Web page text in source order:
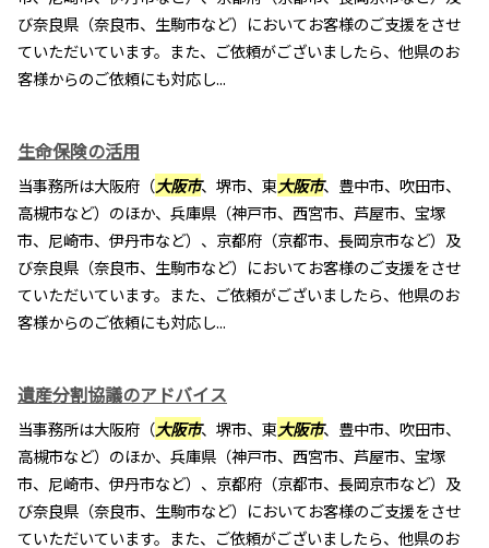
び奈良県（奈良市、生駒市など）においてお客様のご支援をさせ
ていただいています。また、ご依頼がございましたら、他県のお
客様からのご依頼にも対応し...
生命保険の活用
当事務所は大阪府（大阪市、堺市、東大阪市、豊中市、吹田市、
高槻市など）のほか、兵庫県（神戸市、西宮市、芦屋市、宝塚
市、尼崎市、伊丹市など）、京都府（京都市、長岡京市など）及
び奈良県（奈良市、生駒市など）においてお客様のご支援をさせ
ていただいています。また、ご依頼がございましたら、他県のお
客様からのご依頼にも対応し...
遺産分割協議のアドバイス
当事務所は大阪府（大阪市、堺市、東大阪市、豊中市、吹田市、
高槻市など）のほか、兵庫県（神戸市、西宮市、芦屋市、宝塚
市、尼崎市、伊丹市など）、京都府（京都市、長岡京市など）及
び奈良県（奈良市、生駒市など）においてお客様のご支援をさせ
ていただいています。また、ご依頼がございましたら、他県のお